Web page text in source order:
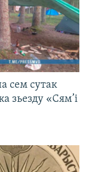
сем сутак
зьезду «Сям’і